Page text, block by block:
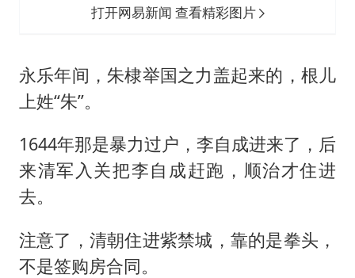
打开网易新闻 查看精彩图片
永乐年间，朱棣举国之力盖起来的，根儿
上姓“朱”。
1644年那是暴力过户，李自成进来了，后
来清军入关把李自成赶跑，顺治才住进
去。
注意了，清朝住进紫禁城，靠的是拳头，
不是签购房合同。